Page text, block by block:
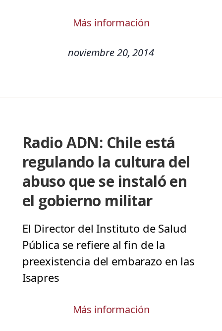
Más información
noviembre 20, 2014
Radio ADN: Chile está
regulando la cultura del
abuso que se instaló en
el gobierno militar
El Director del Instituto de Salud
Pública se refiere al fin de la
preexistencia del embarazo en las
Isapres
Más información